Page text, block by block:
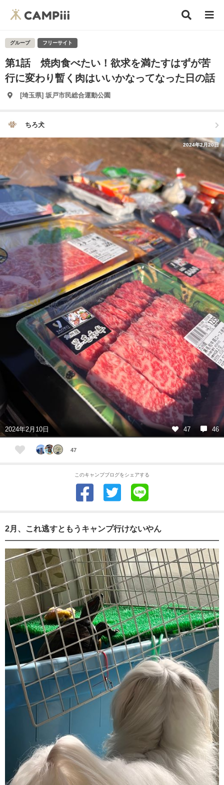
グループ フリーサイト
第1話 焼肉食べたい！欲求を満たすはずが苦
行に変わり暫く肉はいいかなってなった日の話
[埼玉県] 坂戸市民総合運動公園
ちろ犬
2024年2月20日
2024年2月10日 47 46
47
このキャンプブログをシェアする
2月、これ逃すともうキャンプ行けないやん